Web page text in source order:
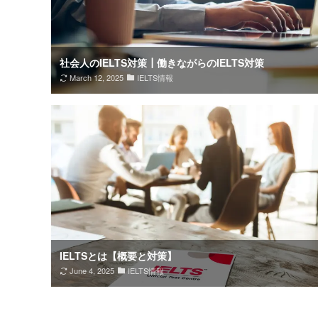
社会人のIELTS対策┃働きながらのIELTS対策
March 12, 2025 IELTS情報
IELTSとは【概要と対策】
June 4, 2025 IELTS情報